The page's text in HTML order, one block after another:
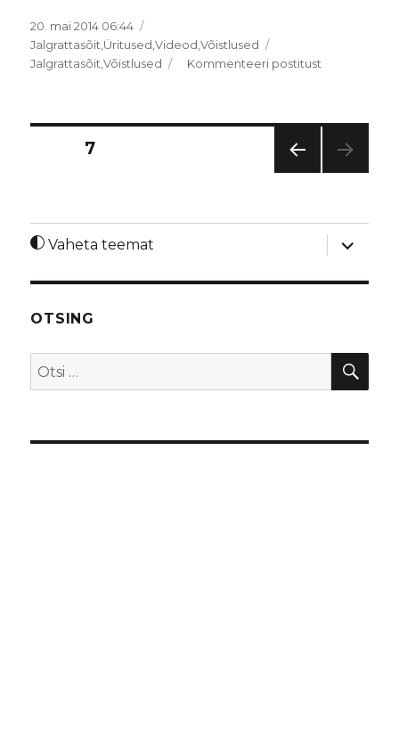
Postitatud
20. mai 2014 06:44
Rubriigid
Jalgrattasõit Üritused ,Videod ,Võistlused
Sildid
Jalgrattasõit ,Võistlused Kommenteeri postitust
Postituste
7
Vaheta teemat
laienda
OTSING
Otsi: